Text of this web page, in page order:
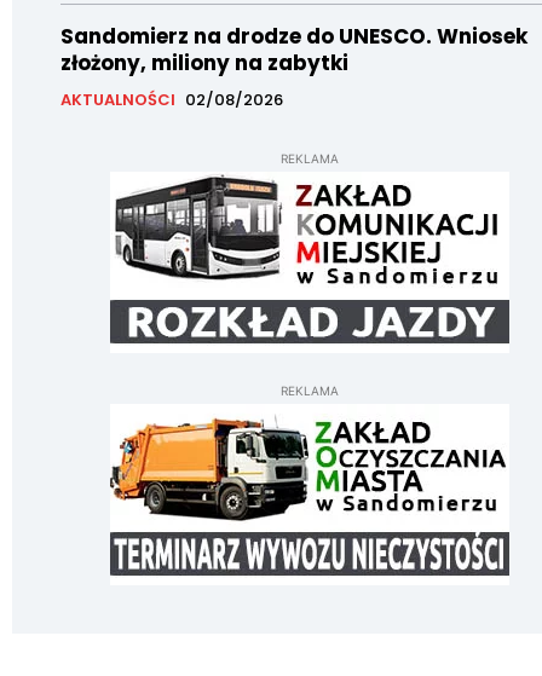
Sandomierz na drodze do UNESCO. Wniosek
złożony, miliony na zabytki
AKTUALNOŚCI 02/08/2026
REKLAMA
REKLAMA